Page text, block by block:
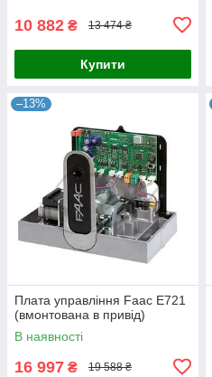
10 882 ₴ 13 474 ₴
Купити
–13%
Плата управління Faac E721
(вмонтована в привід)
В наявності
16 997 ₴ 19 588 ₴